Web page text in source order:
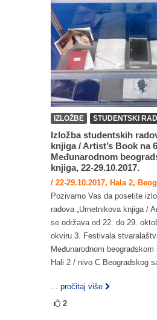
IZLOŽBE STUDENTSKI
Izložba studentskih
knjiga / Artist’s Book na
Međunarodnom
knjiga, 22-29.10.2017.
/ 22-29.10.2017, Hala 2,
Pozivamo Vas da posetite
radova „Umetnikova knjiga /
se održava od 22. do 29.
okviru 3. Festivala
Međunarodnom
Hali 2 / nivo C Beogradskog
... pročitaj više
2